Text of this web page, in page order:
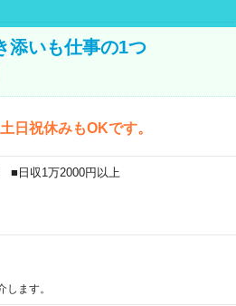
添いも仕事の1つ
祝休みもOKです。
日収1万2000円以上
ます。